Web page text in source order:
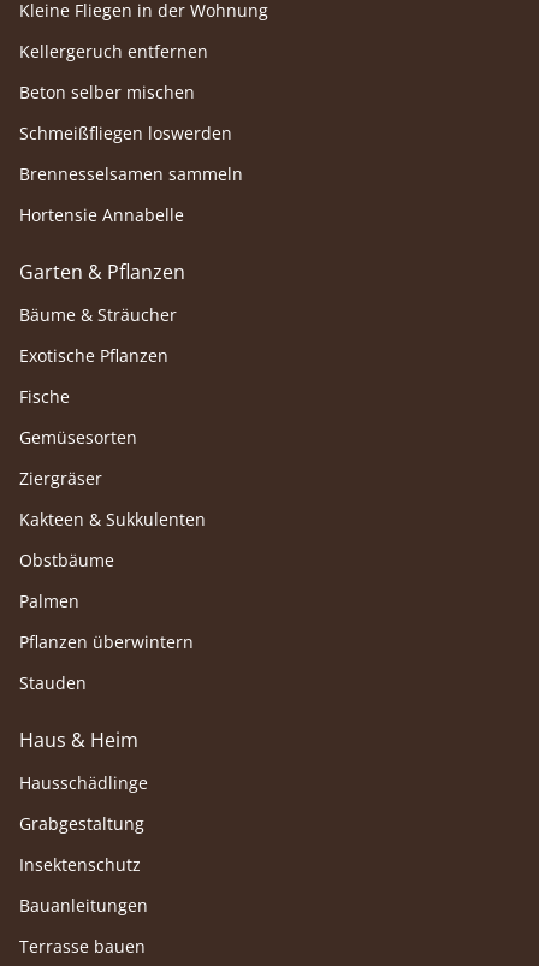
Kleine Fliegen in der Wohnung
Kellergeruch entfernen
Beton selber mischen
Schmeißfliegen loswerden
Brennesselsamen sammeln
Hortensie Annabelle
Garten & Pflanzen
Bäume & Sträucher
Exotische Pflanzen
Fische
Gemüsesorten
Ziergräser
Kakteen & Sukkulenten
Obstbäume
Palmen
Pflanzen überwintern
Stauden
Haus & Heim
Hausschädlinge
Grabgestaltung
Insektenschutz
Bauanleitungen
Terrasse bauen